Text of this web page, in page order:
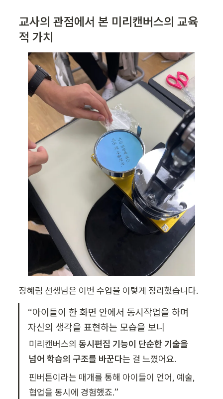
교사의 관점에서 본 미리캔버스의 교육
적 가치
장혜림 선생님은 이번 수업을 이렇게 정리했습니다.
“아이들이 한 화면 안에서 동시작업을 하며
자신의 생각을 표현하는 모습을 보니
미리캔버스의 동시편집 기능이 단순한 기술을
넘어 학습의 구조를 바꾼다는 걸 느꼈어요.
핀버튼이라는 매개를 통해 아이들이 언어, 예술,
협업을 동시에 경험했죠.”